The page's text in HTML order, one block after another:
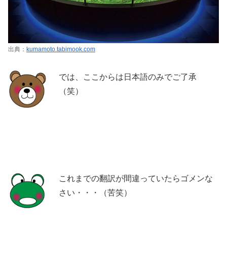
出典： kumamoto.tabimook.com
では、ここからは日本語のみでご了承
（笑）
これまでの翻訳が間違っていたらゴメンな
さい・・・（苦笑）